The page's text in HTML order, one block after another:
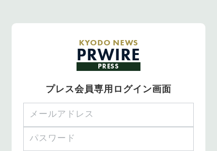
KYODO NEWS
PRWIRE
PRESS
プレス会員専用ログイン画面